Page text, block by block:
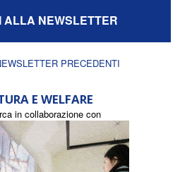
ALLA NEWSLETTER
PRECEDENTI
E WELFARE
in collaborazione con